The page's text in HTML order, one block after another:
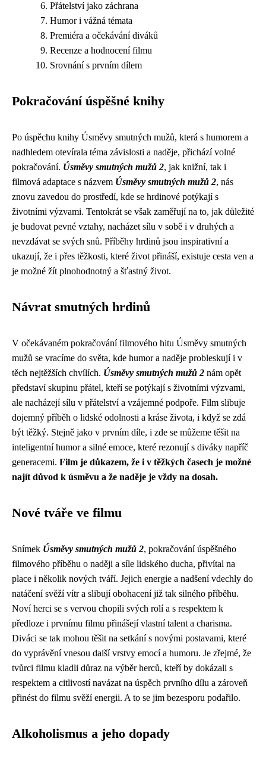
Přátelství jako záchrana
Humor i vážná témata
Premiéra a očekávání diváků
Recenze a hodnocení filmu
Srovnání s prvním dílem
Pokračování úspěšné knihy
Po úspěchu knihy Úsměvy smutných mužů, která s humorem a
nadhledem otevírala téma závislosti a naděje, přichází volné
pokračování. Úsměvy smutných mužů 2, jak knižní, tak i
filmová adaptace s názvem Úsměvy smutných mužů 2, nás
znovu zavedou do prostředí, kde se hrdinové potýkají s
životními výzvami. Tentokrát se však zaměřují na to, jak důležité
je budovat pevné vztahy, nacházet sílu v sobě i v druhých a
nevzdávat se svých snů. Příběhy hrdinů jsou inspirativní a
ukazují, že i přes těžkosti, které život přináší, existuje cesta ven a
je možné žít plnohodnotný a šťastný život.
Návrat smutných hrdinů
V očekávaném pokračování filmového hitu Úsměvy smutných
mužů se vracíme do světa, kde humor a naděje probleskují i v
těch nejtěžších chvílích. Úsměvy smutných mužů 2 nám opět
představí skupinu přátel, kteří se potýkají s životními výzvami,
ale nacházejí sílu v přátelství a vzájemné podpoře. Film slibuje
dojemný příběh o lidské odolnosti a kráse života, i když se zdá
být těžký. Stejně jako v prvním díle, i zde se můžeme těšit na
inteligentní humor a silné emoce, které rezonují s diváky napříč
generacemi. Film je důkazem, že i v těžkých časech je možné
najít důvod k úsměvu a že naděje je vždy na dosah.
Nové tváře ve filmu
Snímek Úsměvy smutných mužů 2, pokračování úspěšného
filmového příběhu o naději a síle lidského ducha, přivítal na
place i několik nových tváří. Jejich energie a nadšení vdechly do
natáčení svěží vítr a slibují obohacení již tak silného příběhu.
Noví herci se s vervou chopili svých rolí a s respektem k
předloze i prvnímu filmu přinášejí vlastní talent a charisma.
Diváci se tak mohou těšit na setkání s novými postavami, které
do vyprávění vnesou další vrstvy emocí a humoru. Je zřejmé, že
tvůrci filmu kladli důraz na výběr herců, kteří by dokázali s
respektem a citlivostí navázat na úspěch prvního dílu a zároveň
přinést do filmu svěží energii. A to se jim bezesporu podařilo.
Alkoholismus a jeho dopady